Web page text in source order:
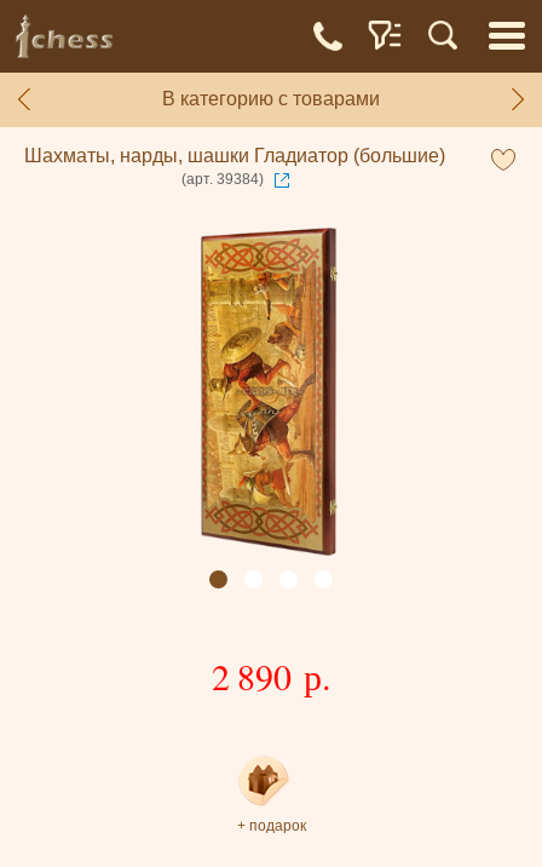
В категорию с товарами
Шахматы, нарды, шашки Гладиатор (большие)
(арт. 39384)
2 890 р.
+ подарок